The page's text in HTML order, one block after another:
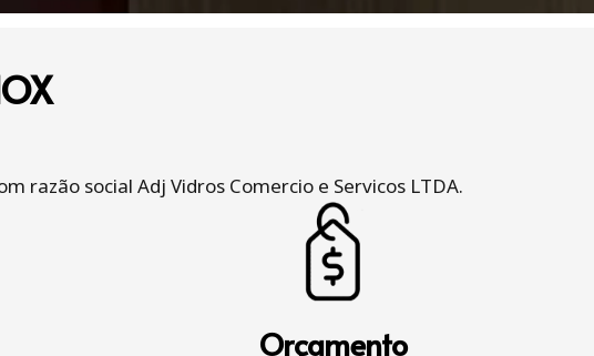
razão social Adj Vidros Comercio e Servicos LTDA.
Orçamento